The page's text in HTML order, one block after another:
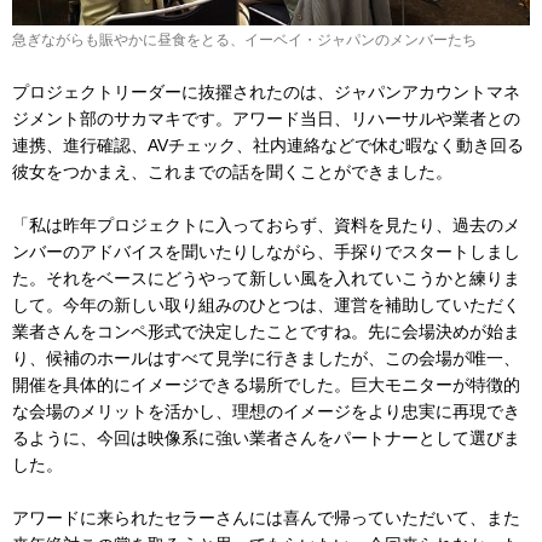
急ぎながらも賑やかに昼食をとる、イーベイ・ジャパンのメンバーたち
プロジェクトリーダーに抜擢されたのは、ジャパンアカウントマネ
ジメント部のサカマキです。アワード当日、リハーサルや業者との
連携、進行確認、AVチェック、社内連絡などで休む暇なく動き回る
彼女をつかまえ、これまでの話を聞くことができました。
「私は昨年プロジェクトに入っておらず、資料を見たり、過去のメ
ンバーのアドバイスを聞いたりしながら、手探りでスタートしまし
た。それをベースにどうやって新しい風を入れていこうかと練りま
して。今年の新しい取り組みのひとつは、運営を補助していただく
業者さんをコンペ形式で決定したことですね。先に会場決めが始ま
り、候補のホールはすべて見学に行きましたが、この会場が唯一、
開催を具体的にイメージできる場所でした。巨大モニターが特徴的
な会場のメリットを活かし、理想のイメージをより忠実に再現でき
るように、今回は映像系に強い業者さんをパートナーとして選びま
した。
アワードに来られたセラーさんには喜んで帰っていただいて、また